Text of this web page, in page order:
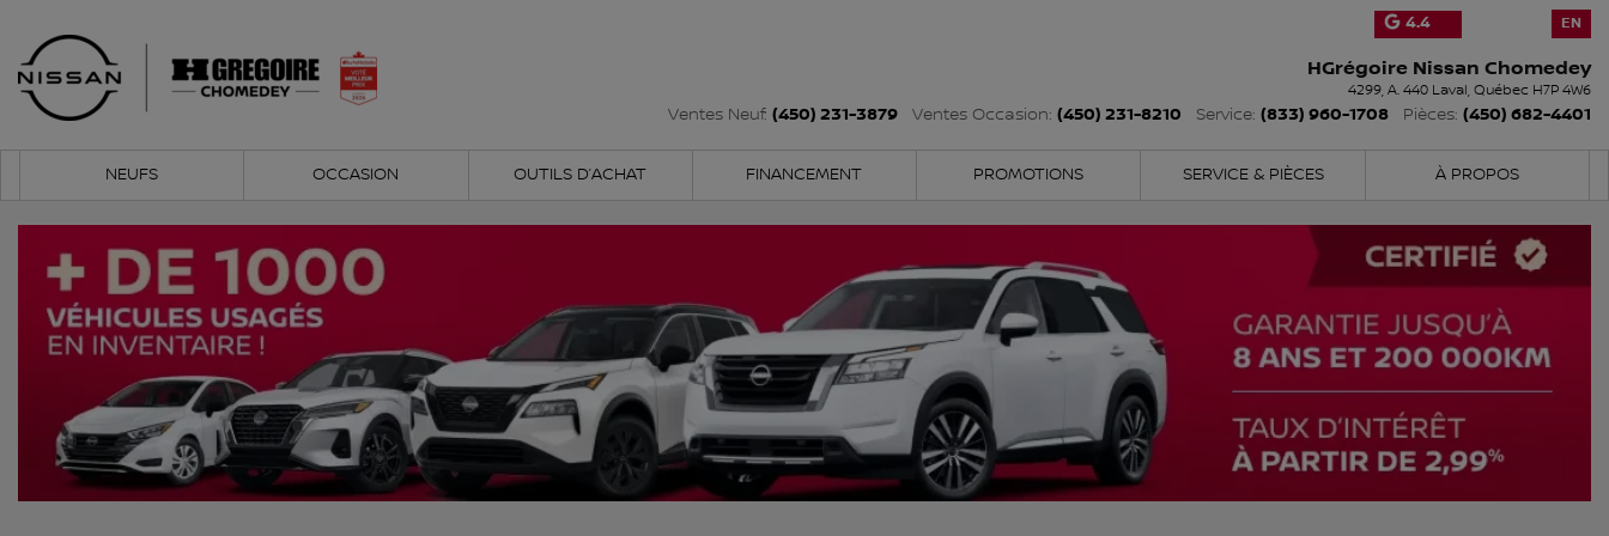
4.4 EN
HGrégoire Nissan Chomedey
4299, A. 440 Laval, Québec H7P 4W6
Ventes Neuf: (450) 231-3879 Ventes Occasion: (450) 231-8210 Service: (833) 960-1708 Pièces: (450) 682-4401
NEUFS OCCASION OUTILS D’ACHAT FINANCEMENT PROMOTIONS SERVICE & PIÈCES À PROPOS